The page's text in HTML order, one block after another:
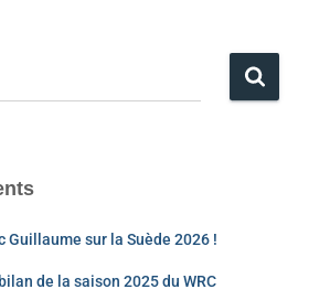
Guillaume sur la Suède 2026 !
de la saison 2025 du WRC